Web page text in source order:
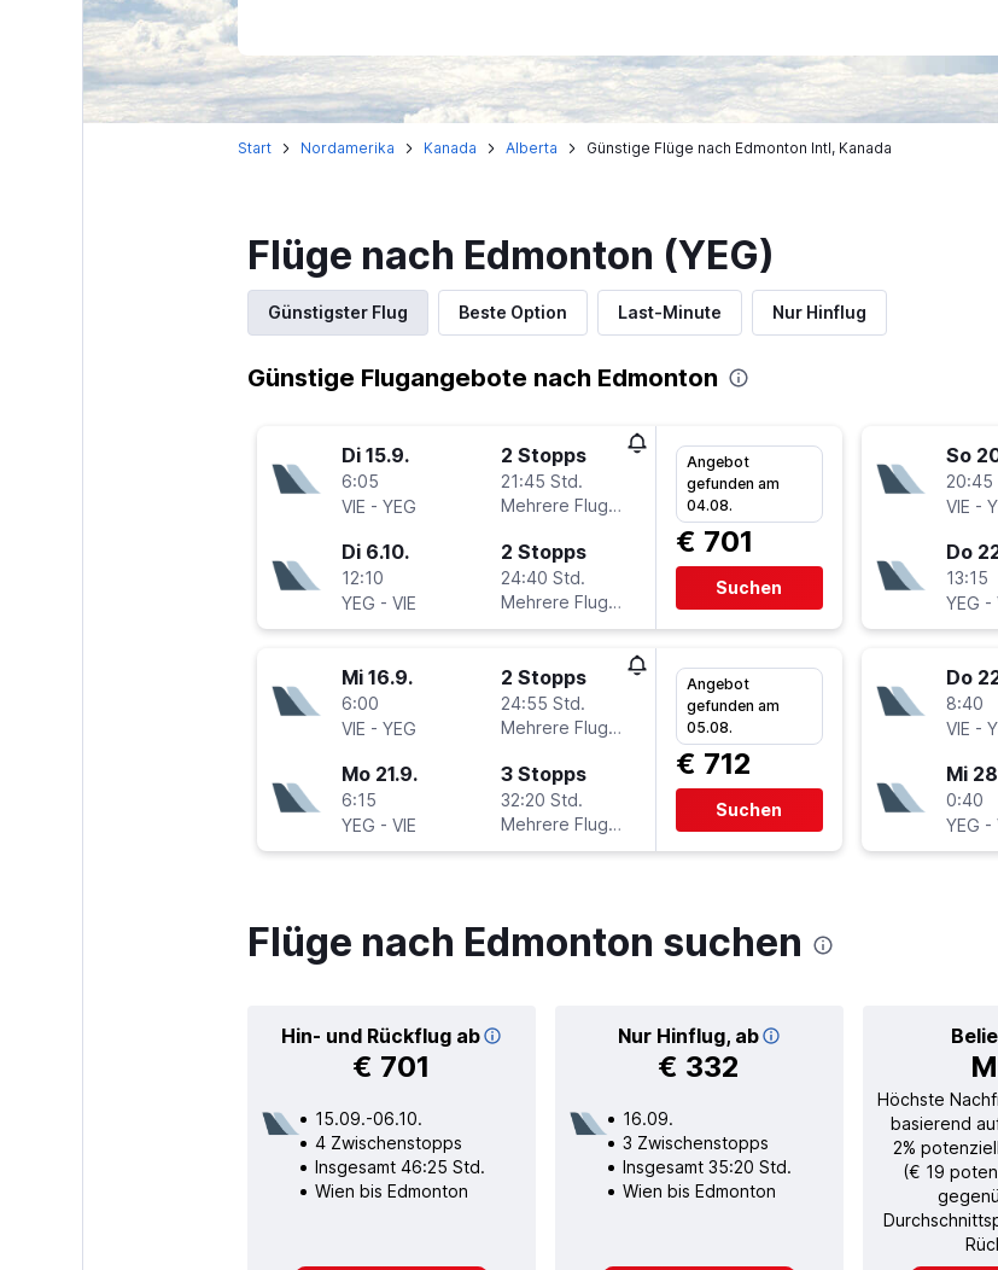
Start Nordamerika Kanada Alberta Günstige Flüge nach Edmonton Intl, Kanada
Flüge nach Edmonton (YEG)
Günstigster Flug Beste Option Last-Minute Nur Hinflug
Günstige Flugangebote nach Edmonton
Di 15.9.
6:05
VIE - YEG
2 Stopps
21:45 Std.
Mehrere Fluglinien
Di 6.10.
12:10
YEG - VIE
2 Stopps
24:40 Std.
Mehrere Fluglinien
Angebot
gefunden am
04.08.
€ 701
Suchen
Mi 16.9.
6:00
VIE - YEG
2 Stopps
24:55 Std.
Mehrere Fluglinien
Mo 21.9.
6:15
YEG - VIE
3 Stopps
32:20 Std.
Mehrere Fluglinien
Angebot
gefunden am
05.08.
€ 712
Suchen
So
20:45
VIE -
Do
13:15
YEG -
Do
8:40
VIE -
Mi
0:40
YEG -
Flüge nach Edmonton suchen
Hin- und Rückflug ab
€ 701
Nur Hinflug, ab
€ 332
15.09.-06.10.
4 Zwischenstopps
Insgesamt 46:25 Std.
Wien bis Edmonton
16.09.
3 Zwischenstopps
Insgesamt 35:20 Std.
Wien bis Edmonton
Höchste
basierend
2%
(€ 19